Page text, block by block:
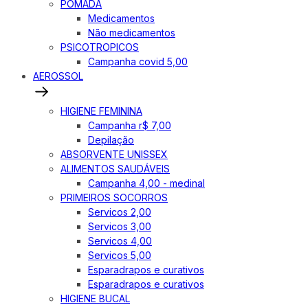
POMADA
Medicamentos
Não medicamentos
PSICOTROPICOS
Campanha covid 5,00
AEROSSOL
HIGIENE FEMININA
Campanha r$ 7,00
Depilação
ABSORVENTE UNISSEX
ALIMENTOS SAUDÁVEIS
Campanha 4,00 - medinal
PRIMEIROS SOCORROS
Servicos 2,00
Servicos 3,00
Servicos 4,00
Servicos 5,00
Esparadrapos e curativos
Esparadrapos e curativos
HIGIENE BUCAL